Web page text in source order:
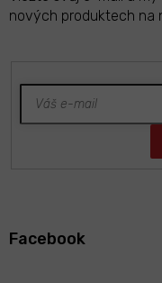
nových produktech na
Facebook